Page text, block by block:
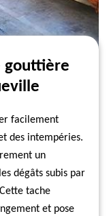
gouttière
facilement
des intempéries.
un
dégâts subis par
tache
et pose